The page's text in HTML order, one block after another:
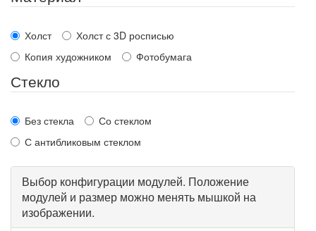
Холст
Холст с 3D росписью
Копия художником
Фотобумага
Стекло
Без стекла
Со стеклом
С антибликовым стеклом
Выбор конфигурации модулей. Положение
модулей и размер можно менять мышкой на
изображении.